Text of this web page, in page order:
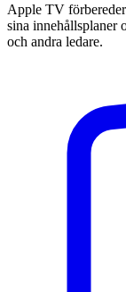
Apple TV
sina innehållsplaner
och andra ledare.